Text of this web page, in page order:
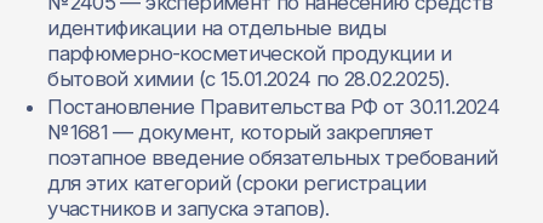
идентификации на отдельные виды
парфюмерно‑косметической продукции и
бытовой химии (с 15.01.2024 по 28.02.2025).
Постановление Правительства РФ от 30.11.2024
№1681 — документ, который закрепляет
поэтапное введение обязательных требований
для этих категорий (сроки регистрации
участников и запуска этапов).